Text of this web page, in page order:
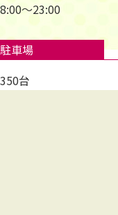
8:00～23:00
駐車場
350台